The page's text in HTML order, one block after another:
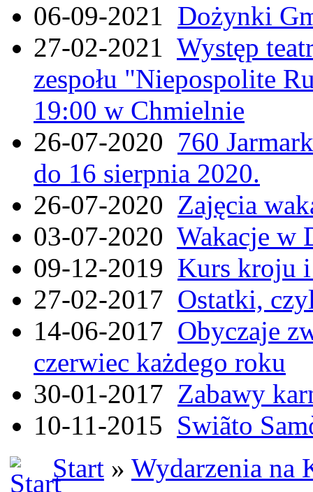
06-09-2021 Dożynki
27-02-2021 Występ
zespołu "Niepospolite
19:00 w Chmielnie
26-07-2020 760
do 16 sierpnia 2020.
26-07-2020 Zajęcia
03-07-2020 Wakacje w
09-12-2019 Kurs kroju i
27-02-2017 Ostatki,
14-06-2017 Obyczaje
czerwiec każdego roku
30-01-2017 Zabawy
10-11-2015 Swiãto
Start » Wydarzenia na